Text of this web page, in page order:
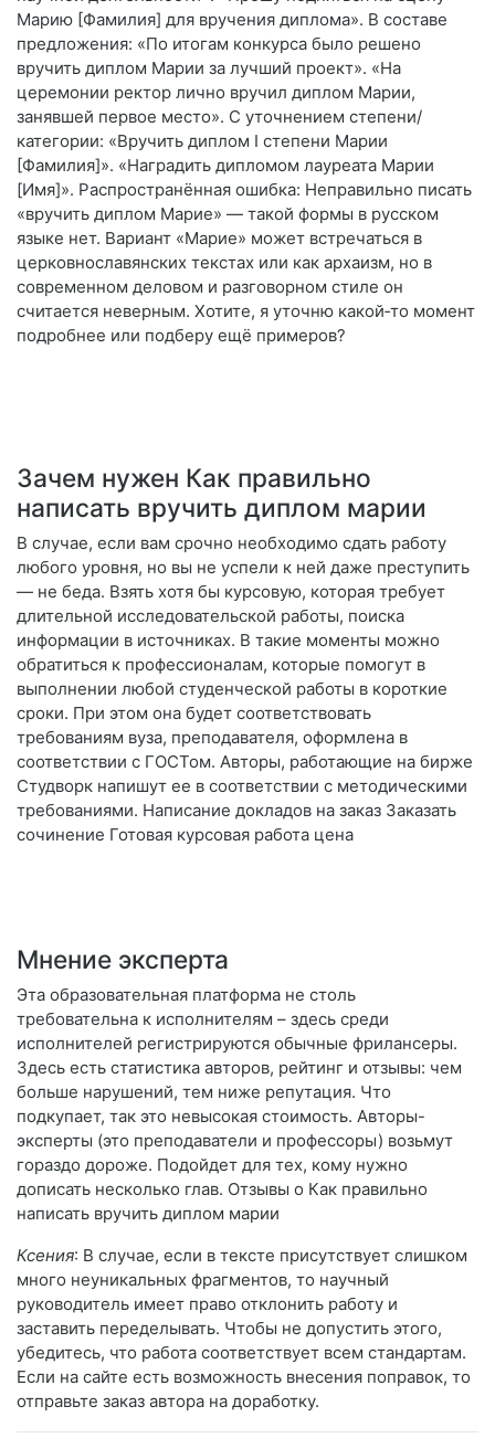
Марию [Фамилия] для вручения диплома». В составе
предложения: «По итогам конкурса было решено
вручить диплом Марии за лучший проект». «На
церемонии ректор лично вручил диплом Марии,
занявшей первое место». С уточнением степени/
категории: «Вручить диплом I степени Марии
[Фамилия]». «Наградить дипломом лауреата Марии
[Имя]». Распространённая ошибка: Неправильно писать
«вручить диплом Марие» — такой формы в русском
языке нет. Вариант «Марие» может встречаться в
церковнославянских текстах или как архаизм, но в
современном деловом и разговорном стиле он
считается неверным. Хотите, я уточню какой‑то момент
подробнее или подберу ещё примеров?
Зачем нужен Как правильно
написать вручить диплом марии
В случае, если вам срочно необходимо сдать работу
любого уровня, но вы не успели к ней даже преступить
— не беда. Взять хотя бы курсовую, которая требует
длительной исследовательской работы, поиска
информации в источниках. В такие моменты можно
обратиться к профессионалам, которые помогут в
выполнении любой студенческой работы в короткие
сроки. При этом она будет соответствовать
требованиям вуза, преподавателя, оформлена в
соответствии с ГОСТом. Авторы, работающие на бирже
Студворк напишут ее в соответствии с методическими
требованиями. Написание докладов на заказ Заказать
сочинение Готовая курсовая работа цена
Мнение эксперта
Эта образовательная платформа не столь
требовательна к исполнителям – здесь среди
исполнителей регистрируются обычные фрилансеры.
Здесь есть статистика авторов, рейтинг и отзывы: чем
больше нарушений, тем ниже репутация. Что
подкупает, так это невысокая стоимость. Авторы-
эксперты (это преподаватели и профессоры) возьмут
гораздо дороже. Подойдет для тех, кому нужно
дописать несколько глав. Отзывы о Как правильно
написать вручить диплом марии
Ксения: В случае, если в тексте присутствует слишком
много неуникальных фрагментов, то научный
руководитель имеет право отклонить работу и
заставить переделывать. Чтобы не допустить этого,
убедитесь, что работа соответствует всем стандартам.
Если на сайте есть возможность внесения поправок, то
отправьте заказ автора на доработку.